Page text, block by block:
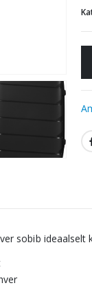
sobib ideaalselt